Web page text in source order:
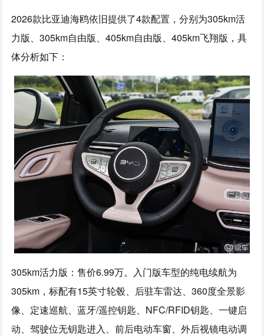
2026款比亚迪海鸥依旧提供了4款配置，分别为305km活
力版、305km自由版、405km自由版、405km飞翔版，具
体分析如下：
305km活力版：售价6.99万。入门版车型的纯电续航为
305km，标配有15英寸轮毂、后驻车雷达、360度全景影
像、定速巡航、蓝牙/遥控钥匙、NFC/RFID钥匙、一键启
动、驾驶位无钥匙进入、前后电动车窗、外后视镜电动调